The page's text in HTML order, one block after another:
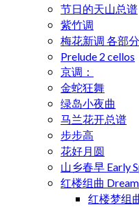
节日的天山总谱
紫竹调
梅花新调 各部
Prelude 2 cellos
京调：
金蛇狂舞
绿岛小夜曲
马兰花开总谱
步步高
花好月圆
山乡春早 Early
红楼组曲
红楼梦组